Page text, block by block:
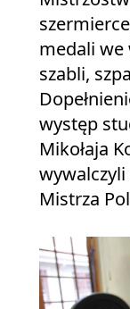
medali we
szabli,
występ
Mikołaja
Mistrza